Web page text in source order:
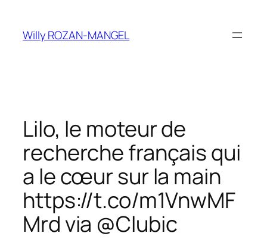
contenu
Willy ROZAN-MANGEL
Lilo, le moteur de
recherche français qui
a le cœur sur la main
https://t.co/m1VnwMF
Mrd via @Clubic